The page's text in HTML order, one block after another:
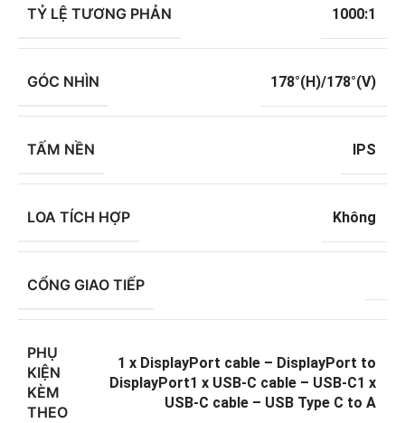
TỶ LỆ TƯƠNG PHẢN 1000:1
GÓC NHÌN 178°(H)/178°(V)
TẤM NỀN IPS
LOA TÍCH HỢP Không
CỔNG GIAO TIẾP
PHỤ
KIỆN
KÈM
THEO
1 x DisplayPort cable – DisplayPort to
DisplayPort1 x USB-C cable – USB-C1 x
USB-C cable – USB Type C to A